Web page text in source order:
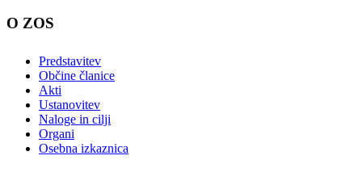
O ZOS
Predstavitev
Občine članice
Akti
Ustanovitev
Naloge in cilji
Organi
Osebna izkaznica